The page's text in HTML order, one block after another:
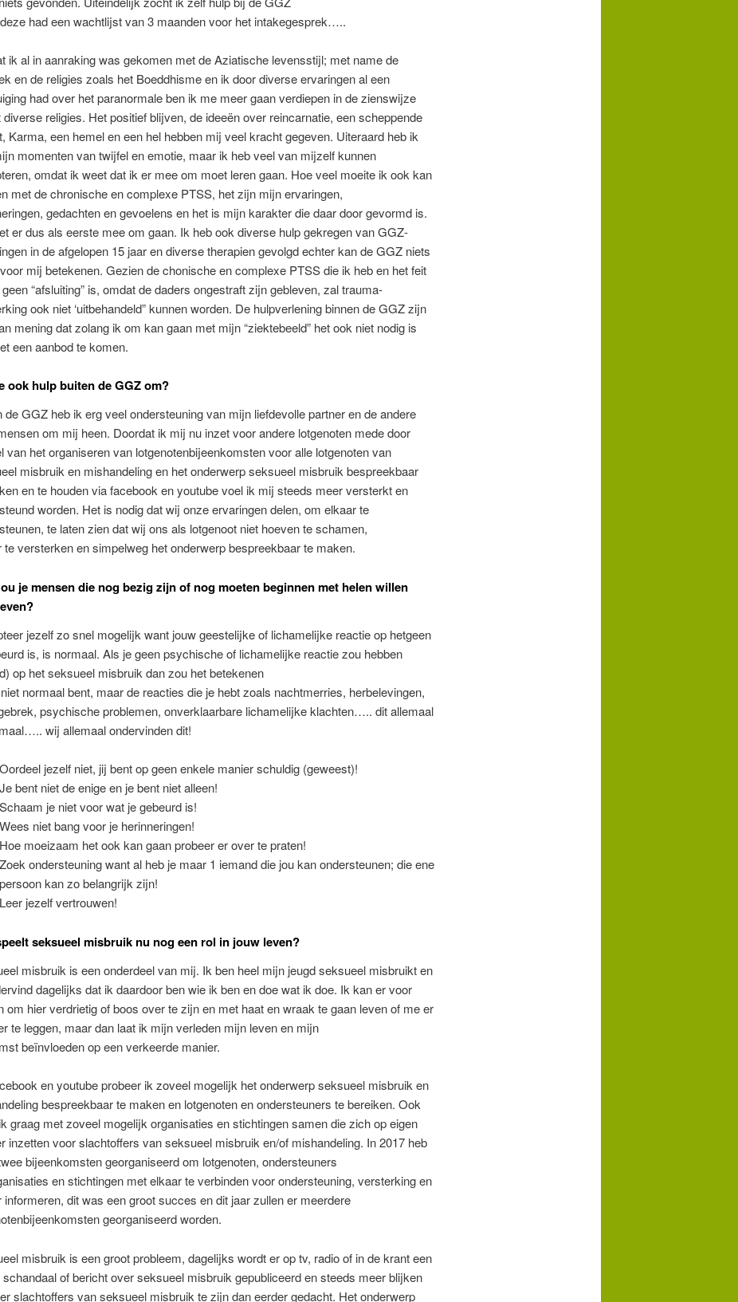
had een wachtlijst van 3 maanden voor het intakegesprek…..
ik al in aanraking was gekomen met de Aziatische levensstijl; met name de
en de religies zoals het Boeddhisme en ik door diverse ervaringen al een
had over het paranormale ben ik me meer gaan verdiepen in de zienswijze
diverse religies. Het positief blijven, de ideeën over reincarnatie, een scheppende
Karma, een hemel en een hel hebben mij veel kracht gegeven. Uiteraard heb ik
momenten van twijfel en emotie, maar ik heb veel van mijzelf kunnen
omdat ik weet dat ik er mee om moet leren gaan. Hoe veel moeite ik ook kan
met de chronische en complexe PTSS, het zijn mijn ervaringen,
gedachten en gevoelens en het is mijn karakter die daar door gevormd is.
er dus als eerste mee om gaan. Ik heb ook diverse hulp gekregen van GGZ-
in de afgelopen 15 jaar en diverse therapien gevolgd echter kan de GGZ niets
mij betekenen. Gezien de chonische en complexe PTSS die ik heb en het feit
“afsluiting” is, omdat de daders ongestraft zijn gebleven, zal trauma-
ook niet ‘uitbehandeld” kunnen worden. De hulpverlening binnen de GGZ zijn
mening dat zolang ik om kan gaan met mijn “ziektebeeld” het ook niet nodig is
een aanbod te komen.
ook hulp buiten de GGZ om?
de GGZ heb ik erg veel ondersteuning van mijn liefdevolle partner en de andere
om mij heen. Doordat ik mij nu inzet voor andere lotgenoten mede door
van het organiseren van lotgenotenbijeenkomsten voor alle lotgenoten van
misbruik en mishandeling en het onderwerp seksueel misbruik bespreekbaar
en te houden via facebook en youtube voel ik mij steeds meer versterkt en
worden. Het is nodig dat wij onze ervaringen delen, om elkaar te
te laten zien dat wij ons als lotgenoot niet hoeven te schamen,
te versterken en simpelweg het onderwerp bespreekbaar te maken.
je mensen die nog bezig zijn of nog moeten beginnen met helen willen
jezelf zo snel mogelijk want jouw geestelijke of lichamelijke reactie op hetgeen
is, is normaal. Als je geen psychische of lichamelijke reactie zou hebben
op het seksueel misbruik dan zou het betekenen
normaal bent, maar de reacties die je hebt zoals nachtmerries, herbelevingen,
psychische problemen, onverklaarbare lichamelijke klachten….. dit allemaal
wij allemaal ondervinden dit!
Oordeel jezelf niet, jij bent op geen enkele manier schuldig (geweest)!
Je bent niet de enige en je bent niet alleen!
Schaam je niet voor wat je gebeurd is!
Wees niet bang voor je herinneringen!
Hoe moeizaam het ook kan gaan probeer er over te praten!
Zoek ondersteuning want al heb je maar 1 iemand die jou kan ondersteunen; die ene
persoon kan zo belangrijk zijn!
Leer jezelf vertrouwen!
seksueel misbruik nu nog een rol in jouw leven?
misbruik is een onderdeel van mij. Ik ben heel mijn jeugd seksueel misbruikt en
dagelijks dat ik daardoor ben wie ik ben en doe wat ik doe. Ik kan er voor
om hier verdrietig of boos over te zijn en met haat en wraak te gaan leven of me er
te leggen, maar dan laat ik mijn verleden mijn leven en mijn
beïnvloeden op een verkeerde manier.
en youtube probeer ik zoveel mogelijk het onderwerp seksueel misbruik en
bespreekbaar te maken en lotgenoten en ondersteuners te bereiken. Ook
graag met zoveel mogelijk organisaties en stichtingen samen die zich op eigen
inzetten voor slachtoffers van seksueel misbruik en/of mishandeling. In 2017 heb
bijeenkomsten georganiseerd om lotgenoten, ondersteuners
en stichtingen met elkaar te verbinden voor ondersteuning, versterking en
informeren, dit was een groot succes en dit jaar zullen er meerdere
georganiseerd worden.
misbruik is een groot probleem, dagelijks wordt er op tv, radio of in de krant een
schandaal of bericht over seksueel misbruik gepubliceerd en steeds meer blijken
slachtoffers van seksueel misbruik te zijn dan eerder gedacht. Het onderwerp